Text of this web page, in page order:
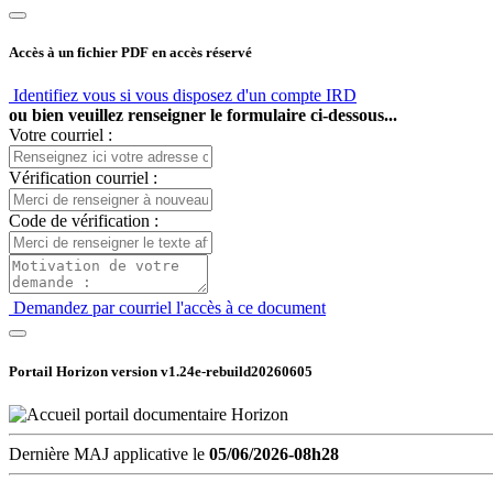
Accès à un fichier PDF en accès réservé
Identifiez vous si vous disposez d'un compte IRD
ou bien veuillez renseigner le formulaire ci-dessous...
Votre courriel :
Vérification courriel :
Code de vérification :
Demandez par courriel l'accès à ce document
Portail Horizon version v1.24e-rebuild20260605
Dernière MAJ applicative le 05/06/2026-08h28